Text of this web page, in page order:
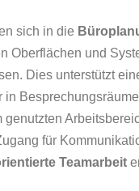
sich in die
Oberflächen und
Dies unterstützt
in
genutzten
für
Teamarbeit